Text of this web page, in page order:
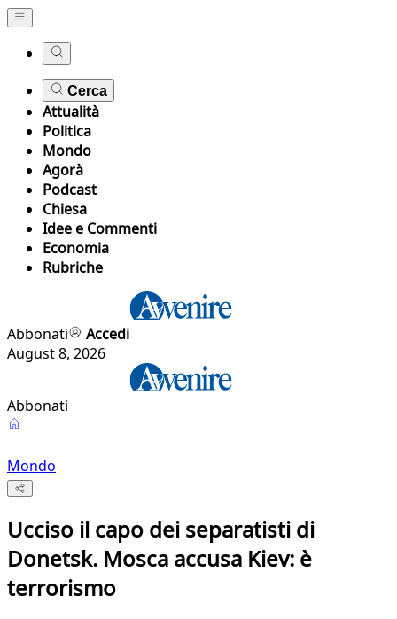
Cerca
Attualità
Politica
Mondo
Agorà
Podcast
Chiesa
Idee e Commenti
Economia
Rubriche
Abbonati
Accedi
August 8, 2026
Abbonati
Mondo
Ucciso il capo dei separatisti di
Donetsk. Mosca accusa Kiev: è
terrorismo